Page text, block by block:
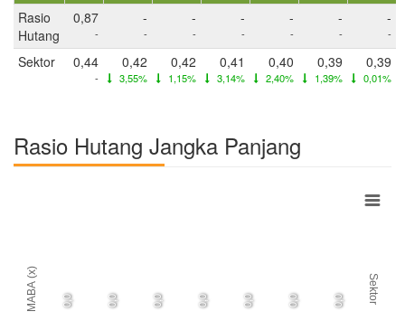
Rasio
Hutang
0,87
-
-
-
-
-
-
-
-
-
-
-
-
-
Sektor 0,44
-
0,42
3,55%
0,42
1,15%
0,41
3,14%
0,40
2,40%
0,39
1,39%
0,39
0,01%
Rasio Hutang Jangka Panjang
MABA (x) Sektor
0,0 0,0 0,0 0,0 0,0 0,0 0,0